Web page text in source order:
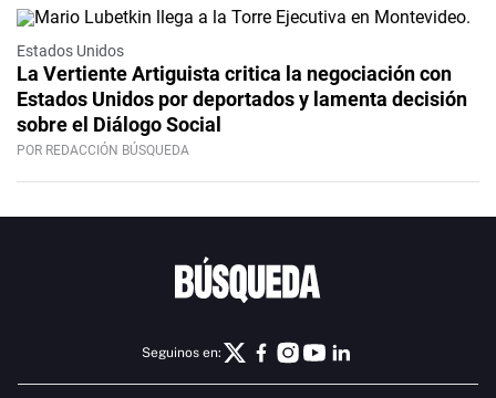
Estados Unidos
La Vertiente Artiguista critica la negociación con
Estados Unidos por deportados y lamenta decisión
sobre el Diálogo Social
POR REDACCIÓN BÚSQUEDA
Seguinos en: